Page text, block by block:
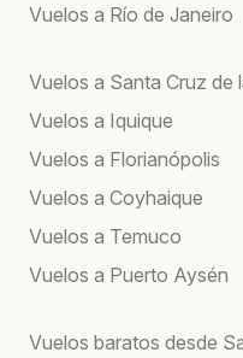
Vuelos a Río de Janeiro
Vuelos a Santa Cruz de
Vuelos a Iquique
Vuelos a Florianópolis
Vuelos a Coyhaique
Vuelos a Temuco
Vuelos a Puerto Aysén
Vuelos baratos desde